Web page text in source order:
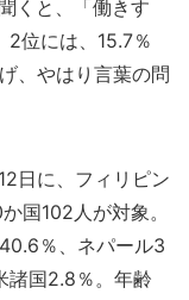
くと、「働きす
2位には、15.7％
、やはり言葉の問
日に、フィリピン
国102人が対象。
％、ネパール3
諸国2.8％。年齢